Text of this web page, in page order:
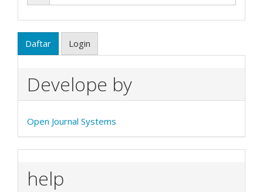
Daftar Login
Develope by
Open Journal Systems
help